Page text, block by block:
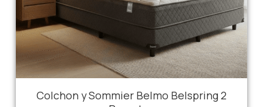
Colchon y Sommier Belmo Belspring 2